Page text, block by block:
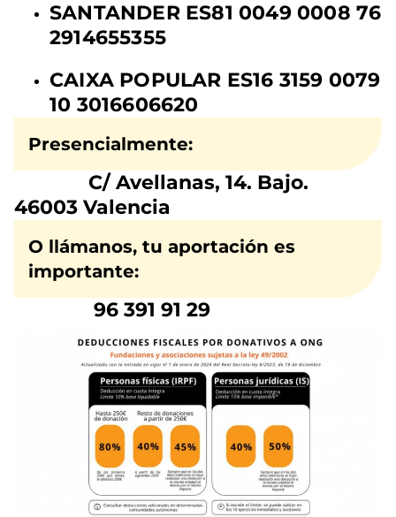
SANTANDER ES81 0049 0008 76
2914655355
CAIXA POPULAR ES16 3159 0079
10 3016606620
Presencialmente:
C/ Avellanas, 14. Bajo.
46003 Valencia
O llámanos, tu aportación es
importante:
96 391 91 29